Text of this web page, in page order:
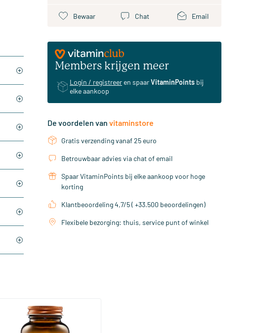
Bewaar Chat Email
Members krijgen meer
Login / registreer en spaarVitaminPoints bij
elke aankoop
De voordelen van vitaminstore
Gratis verzending vanaf 25 euro
Betrouwbaar advies via chat of email
Spaar VitaminPoints bij elke aankoop voor hoge
korting
Klantbeoordeling 4,7/5 ( +33.500 beoordelingen)
Flexibele bezorging: thuis, service punt of winkel
(158)
D3 Extra Sterk 75 mcg
D